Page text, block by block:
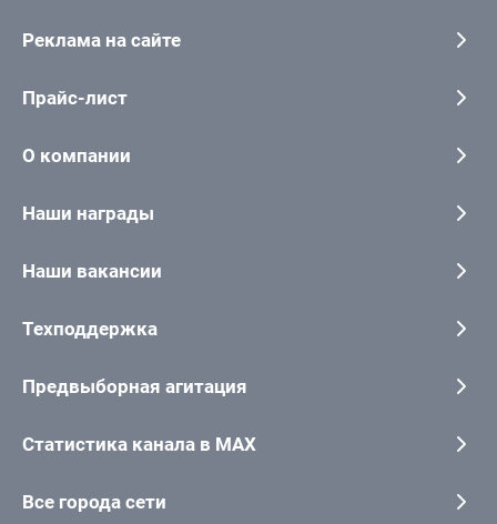
Реклама на сайте
Прайс-лист
О компании
Наши награды
Наши вакансии
Техподдержка
Предвыборная агитация
Статистика канала в MAX
Все города сети